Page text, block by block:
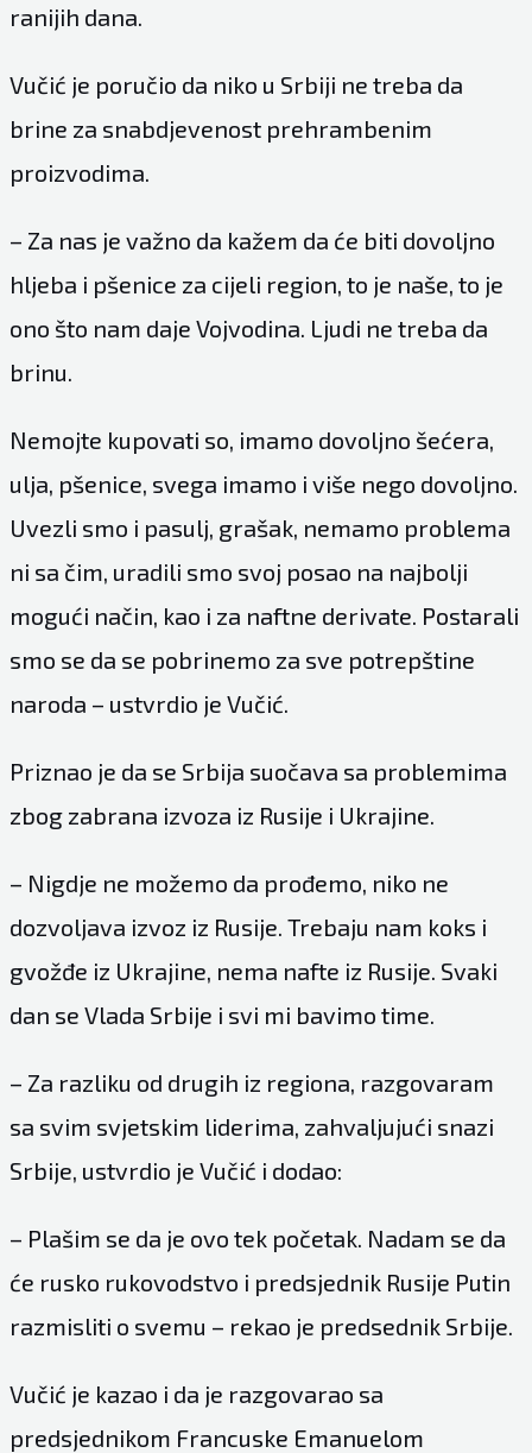
ranijih dana.
Vučić je poručio da niko u Srbiji ne treba da
brine za snabdjevenost prehrambenim
proizvodima.
– Za nas je važno da kažem da će biti dovoljno
hljeba i pšenice za cijeli region, to je naše, to je
ono što nam daje Vojvodina. Ljudi ne treba da
brinu.
Nemojte kupovati so, imamo dovoljno šećera,
ulja, pšenice, svega imamo i više nego dovoljno.
Uvezli smo i pasulj, grašak, nemamo problema
ni sa čim, uradili smo svoj posao na najbolji
mogući način, kao i za naftne derivate. Postarali
smo se da se pobrinemo za sve potrepštine
naroda – ustvrdio je Vučić.
Priznao je da se Srbija suočava sa problemima
zbog zabrana izvoza iz Rusije i Ukrajine.
– Nigdje ne možemo da prođemo, niko ne
dozvoljava izvoz iz Rusije. Trebaju nam koks i
gvožđe iz Ukrajine, nema nafte iz Rusije. Svaki
dan se Vlada Srbije i svi mi bavimo time.
– Za razliku od drugih iz regiona, razgovaram
sa svim svjetskim liderima, zahvaljujući snazi
Srbije, ustvrdio je Vučić i dodao:
– Plašim se da je ovo tek početak. Nadam se da
će rusko rukovodstvo i predsjednik Rusije Putin
razmisliti o svemu – rekao je predsednik Srbije.
Vučić je kazao i da je razgovarao sa
predsjednikom Francuske Emanuelom